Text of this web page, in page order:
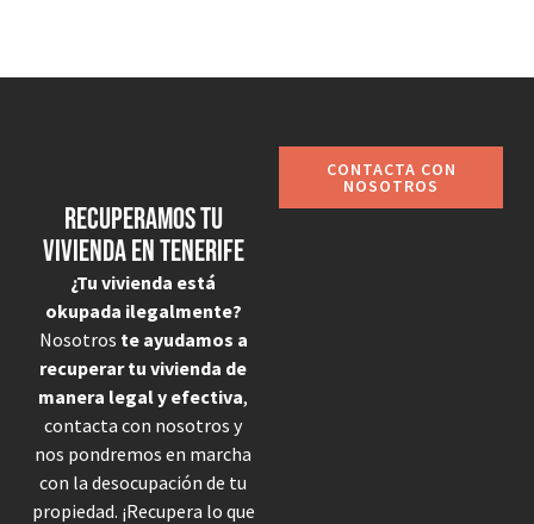
Recuperamos tu
vivienda en Tenerife
¿Tu vivienda está
okupada ilegalmente?
Nosotros te ayudamos a
recuperar tu vivienda de
manera legal y efectiva,
contacta con nosotros y
nos pondremos en marcha
con la desocupación de tu
propiedad. ¡Recupera lo que
CONTACTA CON
NOSOTROS